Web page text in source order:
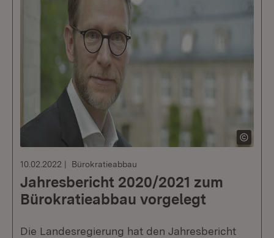
10.02.2022 Bürokratieabbau
Jahresbericht 2020/2021 zum
Bürokratieabbau vorgelegt
Die Landesregierung hat den Jahresbericht